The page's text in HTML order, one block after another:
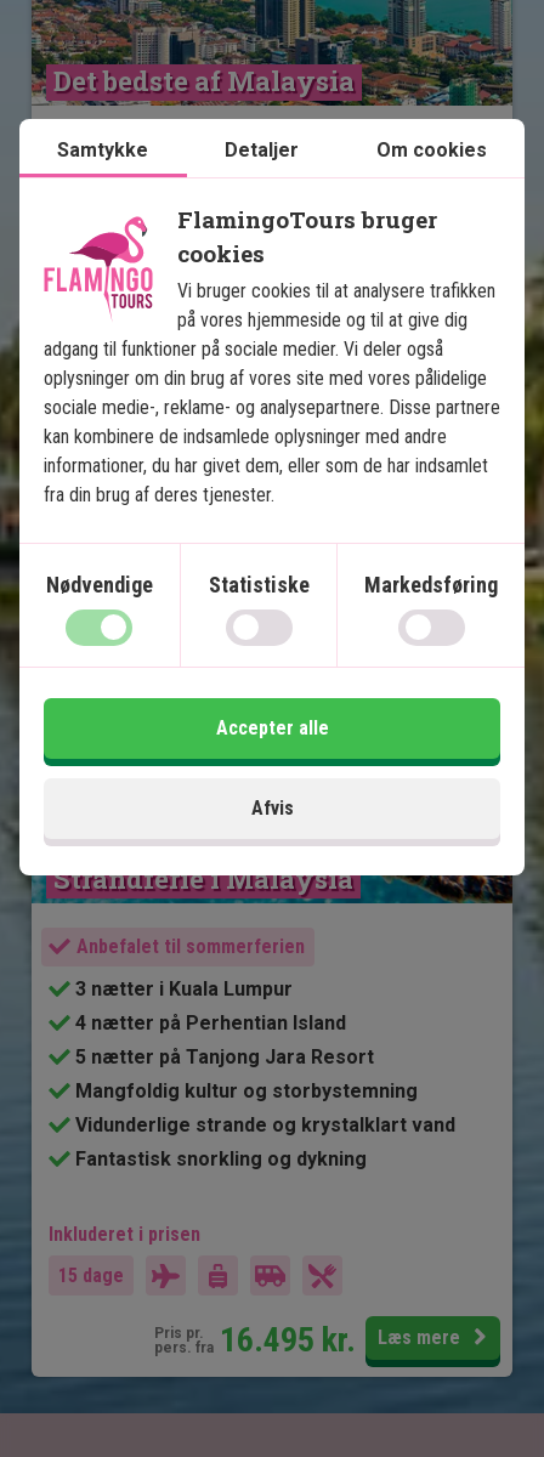
Det bedste af Malaysia
6 nætters rundrejse
5 nætters badeferie
Kuala Lumpur
Ipoh
Penang
Langkawi
Alle transfers inkluderet
Inkluderet i prisen
14 dage
Malaysia
Se kort
Strandferie i Malaysia
Anbefalet til sommerferien
3 nætter i Kuala Lumpur
4 nætter på Perhentian Island
5 nætter på Tanjong Jara Resort
Mangfoldig kultur og storbystemning
Vidunderlige strande og krystalklart vand
Fantastisk snorkling og dykning
Inkluderet i prisen
15 dage
Pris pr.
pers. fra 16.495 kr. Læs mere
Samtykke Detaljer Om cookies
FlamingoTours bruger
cookies
Vi bruger cookies til at analysere trafikken
på vores hjemmeside og til at give dig
adgang til funktioner på sociale medier. Vi deler også
oplysninger om din brug af vores site med vores pålidelige
sociale medie-, reklame- og analysepartnere. Disse partnere
kan kombinere de indsamlede oplysninger med andre
informationer, du har givet dem, eller som de har indsamlet
fra din brug af deres tjenester.
Nødvendige Statistiske Markedsføring
Afvis
Accepter alle